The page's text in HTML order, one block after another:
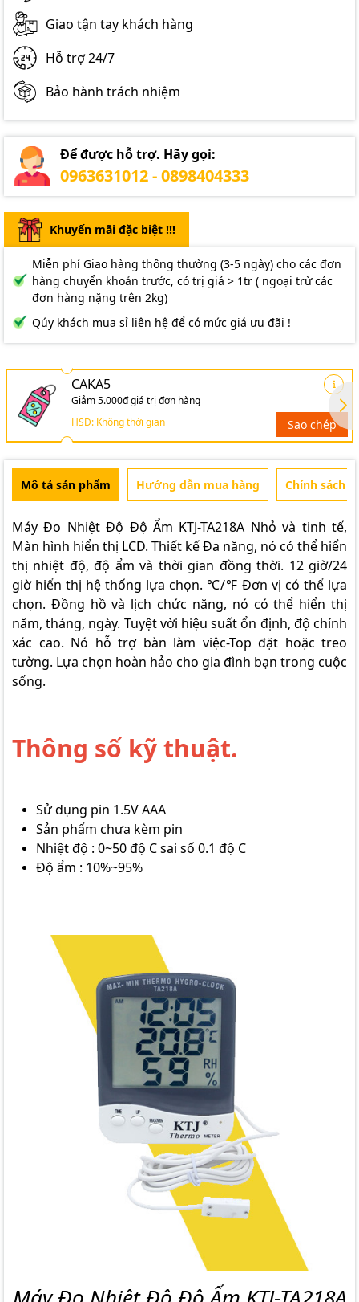
Giao tận tay khách hàng
Hỗ trợ 24/7
Bảo hành trách nhiệm
Để được hỗ trợ. Hãy gọi:
0963631012 - 0898404333
Khuyến mãi đặc biệt !!!
Miễn phí Giao hàng thông thường (3-5 ngày) cho các đơn
hàng chuyển khoản trước, có trị giá > 1tr ( ngoại trừ các
đơn hàng nặng trên 2kg)
Qúy khách mua sỉ liên hệ để có mức giá ưu đãi !
CAKA5
Giảm 5.000đ giá trị đơn hàng
HSD: Không thời gian
Sao chép
Mô tả sản phẩm Hướng dẫn mua hàng Chính sách
Máy Đo Nhiệt Độ Độ Ẩm KTJ-TA218A Nhỏ và tinh tế,
Màn hình hiển thị LCD. Thiết kế Đa năng, nó có thể hiển
thị nhiệt độ, độ ẩm và thời gian đồng thời. 12 giờ/24
giờ hiển thị hệ thống lựa chọn. ℃/℉ Đơn vị có thể lựa
chọn. Đồng hồ và lịch chức năng, nó có thể hiển thị
năm, tháng, ngày. Tuyệt vời hiệu suất ổn định, độ chính
xác cao. Nó hỗ trợ bàn làm việc-Top đặt hoặc treo
tường. Lựa chọn hoàn hảo cho gia đình bạn trong cuộc
sống.
Thông số kỹ thuật.
Sử dụng pin 1.5V AAA
Sản phẩm chưa kèm pin
Nhiệt độ : 0~50 độ C sai số 0.1 độ C
Độ ẩm : 10%~95%